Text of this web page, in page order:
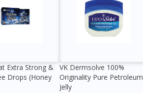
Extra Strong &
Drops (Honey
VK Dermsolve 100%
Originality Pure Petroleum
Jelly